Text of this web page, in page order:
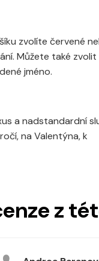
zvolíte červené
Můžete také
jméno.
a nadstandardní
na Valentýna, k
z